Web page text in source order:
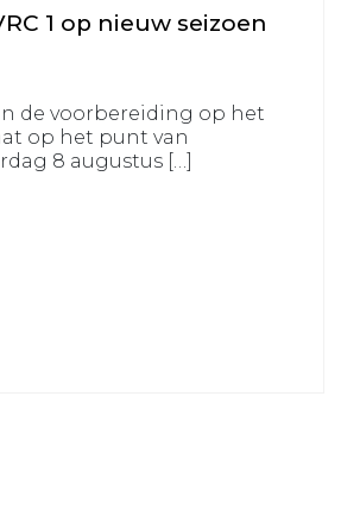
1 op nieuw seizoen
de voorbereiding op het
op het punt van
8 augustus […]
VRC 1 op nieuw seizoen van